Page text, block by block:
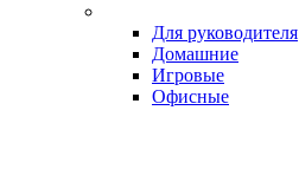
Для руководителя
Домашние
Игровые
Офисные